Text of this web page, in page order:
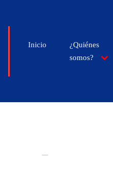
Inicio
¿Quiénes
somos?